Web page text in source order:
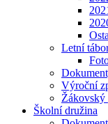
Letní
Výroční
Žákovský
Školní družina